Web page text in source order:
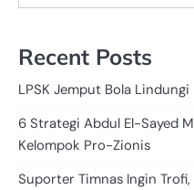
Recent Posts
LPSK Jemput Bola
6 Strategi Abdul El-Sayed
Kelompok Pro-Zionis
Suporter Timnas Ingin